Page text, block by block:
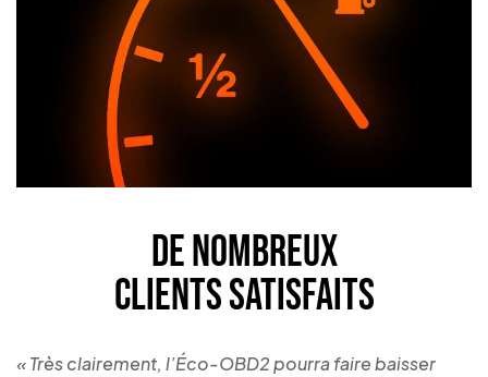
DE NOMBREUX
CLIENTS SATISFAITS
« Très clairement, l’Éco-OBD2 pourra faire baisser